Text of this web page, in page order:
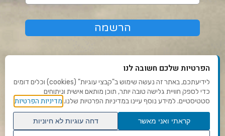
תנאי שימוש ומדיניות פרטיות
פנו אלינו
הצהרת נגישות
הפרטיות שלכם חשובה לנו
לידיעתכם, באתר זה נעשה שימוש ב"קבצי עוגיות" (cookies) וכלים דומים
כדי לספק חוויית גלישה טובה יותר, תוכן מותאם אישית וניתוחים
סטטיסטיים. למידע נוסף עיינו במדיניות הפרטיות שלנו. מדיניות הפרטיות
קראתי ואני מאשר
דחה עוגיות לא חיוניות